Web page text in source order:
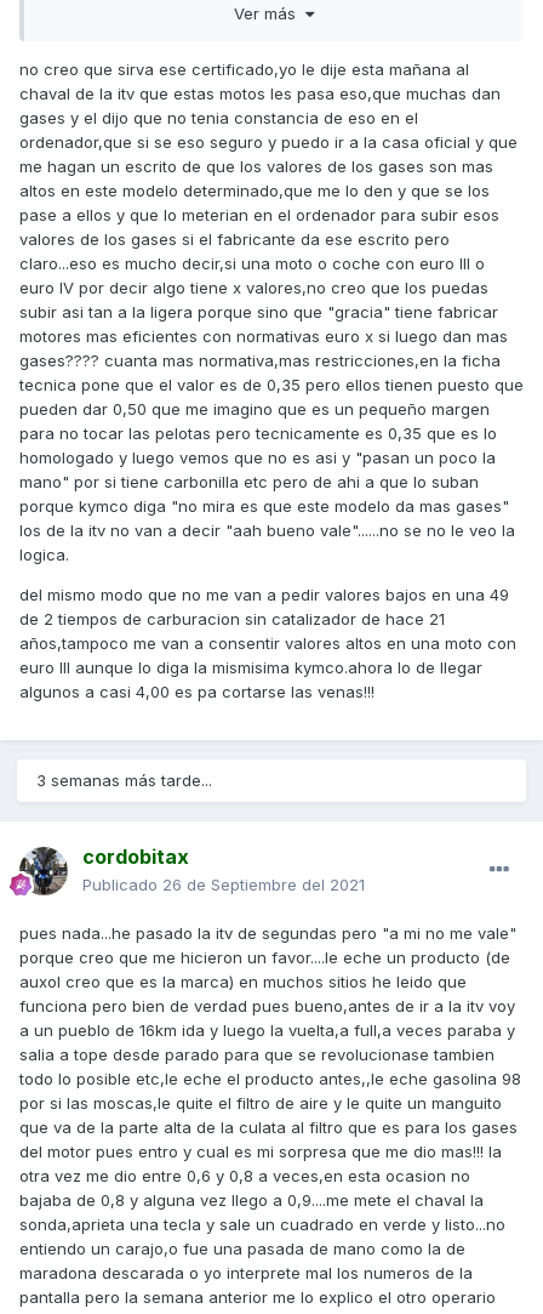
que nos den algun certificado o se pongan ellos de
acuerdo con industria. A mi me la paso el chico bajo cuerda
porque estaba con el y me lo iba explicando....
Si alguno consigue ese certificado que lo intente pasar. Yo
lo intentare. Saludos
Ver más
no creo que sirva ese certificado,yo le dije esta mañana al
chaval de la itv que estas motos les pasa eso,que muchas dan
gases y el dijo que no tenia constancia de eso en el
ordenador,que si se eso seguro y puedo ir a la casa oficial y que
me hagan un escrito de que los valores de los gases son mas
altos en este modelo determinado,que me lo den y que se los
pase a ellos y que lo meterian en el ordenador para subir esos
valores de los gases si el fabricante da ese escrito pero
claro...eso es mucho decir,si una moto o coche con euro III o
euro IV por decir algo tiene x valores,no creo que los puedas
subir asi tan a la ligera porque sino que "gracia" tiene fabricar
motores mas eficientes con normativas euro x si luego dan mas
gases???? cuanta mas normativa,mas restricciones,en la ficha
tecnica pone que el valor es de 0,35 pero ellos tienen puesto que
pueden dar 0,50 que me imagino que es un pequeño margen
para no tocar las pelotas pero tecnicamente es 0,35 que es lo
homologado y luego vemos que no es asi y "pasan un poco la
mano" por si tiene carbonilla etc pero de ahi a que lo suban
porque kymco diga "no mira es que este modelo da mas gases"
los de la itv no van a decir "aah bueno vale"......no se no le veo la
logica.
del mismo modo que no me van a pedir valores bajos en una 49
de 2 tiempos de carburacion sin catalizador de hace 21
años,tampoco me van a consentir valores altos en una moto con
euro III aunque lo diga la mismisima kymco.ahora lo de llegar
algunos a casi 4,00 es pa cortarse las venas!!!
3 semanas más tarde...
cordobitax
Publicado 26 de Septiembre del 2021
pues nada...he pasado la itv de segundas pero "a mi no me vale"
porque creo que me hicieron un favor....le eche un producto (de
auxol creo que es la marca) en muchos sitios he leido que
funciona pero bien de verdad pues bueno,antes de ir a la itv voy
a un pueblo de 16km ida y luego la vuelta,a full,a veces paraba y
salia a tope desde parado para que se revolucionase tambien
todo lo posible etc,le eche el producto antes,,le eche gasolina 98
por si las moscas,le quite el filtro de aire y le quite un manguito
que va de la parte alta de la culata al filtro que es para los gases
del motor pues entro y cual es mi sorpresa que me dio mas!!! la
otra vez me dio entre 0,6 y 0,8 a veces,en esta ocasion no
bajaba de 0,8 y alguna vez llego a 0,9....me mete el chaval la
sonda,aprieta una tecla y sale un cuadrado en verde y listo...no
entiendo un carajo,o fue una pasada de mano como la de
maradona descarada o yo interprete mal los numeros de la
pantalla pero la semana anterior me lo explico el otro operario